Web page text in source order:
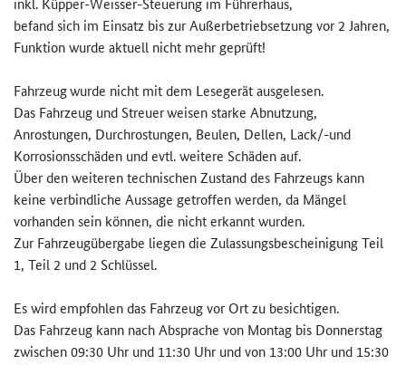
befand sich im Einsatz bis zur Außerbetriebsetzung vor 2 Jahren,
Funktion wurde aktuell nicht mehr geprüft!
Fahrzeugwurde nicht mit dem Lesegerät ausgelesen.
Das Fahrzeug und Streuerweisen starke Abnutzung,
Anrostungen, Durchrostungen, Beulen, Dellen, Lack/-und
Korrosionsschäden und evtl. weitere Schäden auf.
Über den weiteren technischen Zustand des Fahrzeugs kann
keine verbindliche Aussage getroffen werden, da Mängel
vorhanden sein können, die nicht erkannt wurden.
Zur Fahrzeugübergabe liegen die Zulassungsbescheinigung Teil
1, Teil 2 und 2 Schlüssel.
Es wird empfohlen das Fahrzeug vor Ort zu besichtigen.
Das Fahrzeug kann nach Absprache von Montag bis Donnerstag
zwischen 09:30 Uhr und 11:30 Uhr und von 13:00 Uhr und 15:30